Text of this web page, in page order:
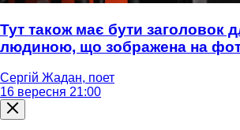
Тут також має бути заголовок
людиною, що зображена на
Сергій Жадан, поет
16 вересня 21:00